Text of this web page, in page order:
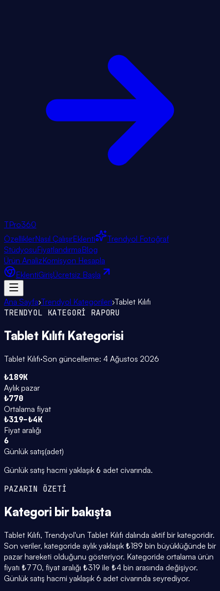
TPro360
ÖzelliklerNasıl ÇalışırEklenti
Trendyol Fotoğraf
StüdyosuFiyatlandırmaBlog
Ürün AnalizKomisyon Hesapla
EklentiGirişÜcretsiz Başla
Ana Sayfa›Trendyol Kategorileri›Tablet Kılıfı
TRENDYOL KATEGORİ RAPORU
Tablet Kılıfı Kategorisi
Tablet Kılıfı·Son güncelleme: 4 Ağustos 2026
₺189K
Aylık pazar
₺770
Ortalama fiyat
₺319–₺4K
Fiyat aralığı
6
Günlük satış(adet)
Günlük satış hacmi yaklaşık 6 adet civarında.
PAZARIN ÖZETİ
Kategori bir bakışta
Tablet Kılıfı, Trendyol'un Tablet Kılıfı dalında aktif bir kategoridir.
Son veriler, kategoride aylık yaklaşık ₺189 bin büyüklüğünde bir
pazar hareketi olduğunu gösteriyor. Kategoride ortalama ürün
fiyatı ₺770, fiyat aralığı ₺319 ile ₺4 bin arasında değişiyor.
Günlük satış hacmi yaklaşık 6 adet civarında seyrediyor.